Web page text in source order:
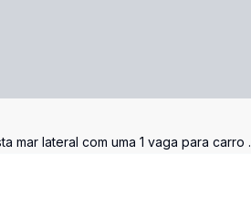
mar lateral com uma 1 vaga para carro .